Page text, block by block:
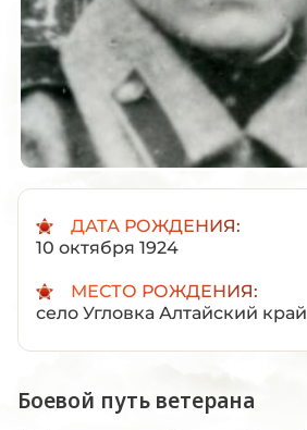
ДАТА РОЖДЕНИЯ:
10 октября 1924
МЕСТО РОЖДЕНИЯ:
село Угловка Алтайский край
Боевой путь ветерана